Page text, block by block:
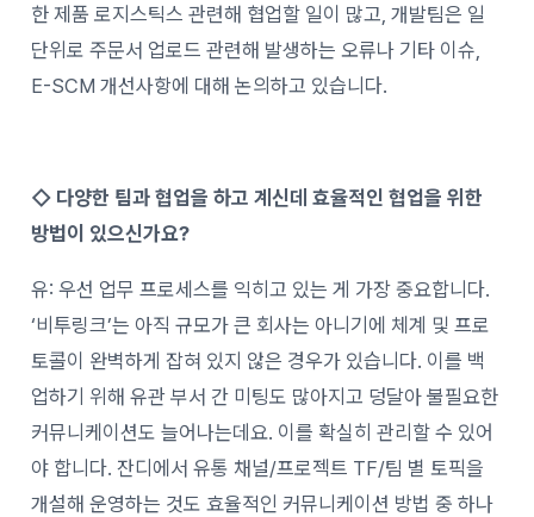
한 제품 로지스틱스 관련해 협업할 일이 많고, 개발팀은 일
단위로 주문서 업로드 관련해 발생하는 오류나 기타 이슈,
E-SCM 개선사항에 대해 논의하고 있습니다.
◇ 다양한 팀과 협업을 하고 계신데 효율적인 협업을 위한
방법이 있으신가요?
유: 우선 업무 프로세스를 익히고 있는 게 가장 중요합니다.
‘비투링크’는 아직 규모가 큰 회사는 아니기에 체계 및 프로
토콜이 완벽하게 잡혀 있지 않은 경우가 있습니다. 이를 백
업하기 위해 유관 부서 간 미팅도 많아지고 덩달아 불필요한
커뮤니케이션도 늘어나는데요. 이를 확실히 관리할 수 있어
야 합니다. 잔디에서 유통 채널/프로젝트 TF/팀 별 토픽을
개설해 운영하는 것도 효율적인 커뮤니케이션 방법 중 하나